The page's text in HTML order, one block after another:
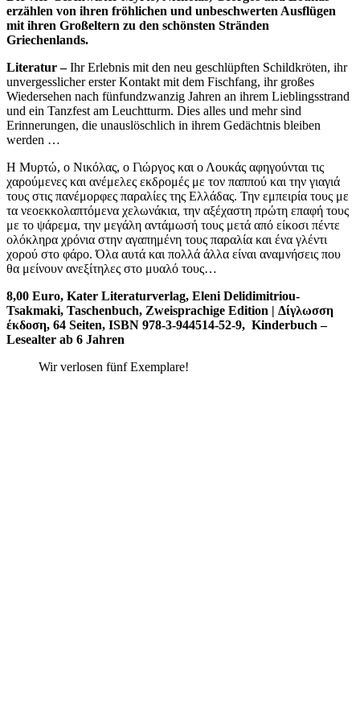
erzählen von ihren fröhlichen und unbeschwerten Ausflügen
mit ihren Großeltern zu den schönsten Stränden
Griechenlands.
Literatur –Ihr Erlebnis mit den neu geschlüpften Schildkröten, ihr
unvergesslicher erster Kontakt mit dem Fischfang, ihr großes
Wiedersehen nach fünfundzwanzig Jahren an ihrem Lieblingsstrand
und ein Tanzfest am Leuchtturm. Dies alles und mehr sind
Erinnerungen, die unauslöschlich in ihrem Gedächtnis bleiben
werden …
Η Μυρτώ, ο Νικόλας, ο Γιώργος και ο Λουκάς αφηγούνται τις
χαρούμενες και ανέμελες εκδρομές με τον παππού και την γιαγιά
τους στις πανέμορφες παραλίες της Ελλάδας. Την εμπειρία τους με
τα νεοεκκολαπτόμενα χελωνάκια, την αξέχαστη πρώτη επαφή τους
με το ψάρεμα, την μεγάλη αντάμωσή τους μετά από είκοσι πέντε
ολόκληρα χρόνια στην αγαπημένη τους παραλία και ένα γλέντι
χορού στο φάρο. Όλα αυτά και πολλά άλλα είναι αναμνήσεις που
θα μείνουν ανεξίτηλες στο μυαλό τους…
8,00 Euro, Kater Literaturverlag, Eleni Delidimitriou-
Tsakmaki, Taschenbuch, Zweisprachige Edition | Δίγλωσση
έκδοση, 64 Seiten, ISBN 978-3-944514-52-9, Kinderbuch –
Lesealter ab 6 Jahren
Wir verlosen fünf Exemplare!